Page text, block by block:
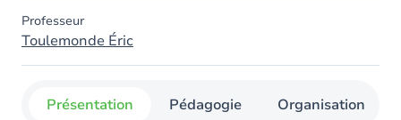
Professeur
Toulemonde Éric
Présentation Pédagogie Organisation